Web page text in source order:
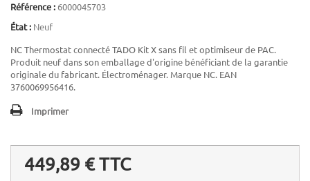
Référence : 6000045703
État : Neuf
NC Thermostat connecté TADO Kit X sans fil et optimiseur de PAC.
Produit neuf dans son emballage d'origine bénéficiant de la garantie
originale du fabricant. Électroménager. Marque NC. EAN
3760069956416.
Imprimer
449,89 €TTC